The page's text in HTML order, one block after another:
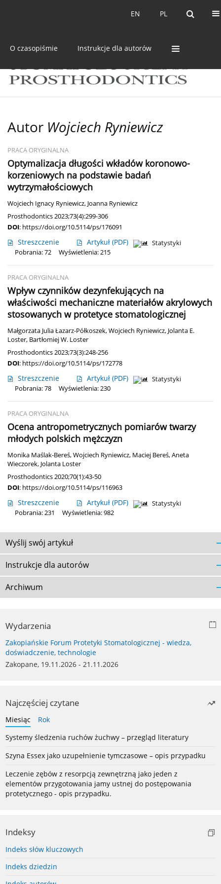
PL
EN PL
EN
O czasopiśmie Instrukcje dla autorów
Autor Wojciech Ryniewicz
PRACA ORYGINALNA
Optymalizacja długości wkładów koronowo-
korzeniowych na podstawie badań
wytrzymałościowych
Wojciech Ignacy Ryniewicz, Joanna Ryniewicz
Prosthodontics 2023;73(4):299-306
DOI: https://doi.org/10.5114/ps/176091
Streszczenie Artykuł (PDF)
Statystyki
Pobrania: 72
Wyświetlenia: 215
PRACA ORYGINALNA
Wpływ czynników dezynfekujących na
właściwości mechaniczne materiałów akrylowych
stosowanych w protetyce stomatologicznej
Małgorzata Julia Łazarz-Półkoszek,Wojciech Ryniewicz, Jolanta E.
Loster, Bartłomiej W. Loster
Prosthodontics 2023;73(3):248-256
DOI: https://doi.org/10.5114/ps/172778
Streszczenie Artykuł (PDF)
Statystyki
Pobrania: 78
Wyświetlenia: 230
PRACA ORYGINALNA
Ocena antropometrycznych pomiarów twarzy
młodych polskich mężczyzn
Monika Maślak-Bereś,Wojciech Ryniewicz, Maciej Bereś,Aneta
Wieczorek, Jolanta Loster
Prosthodontics 2020;70(1):43-50
DOI: https://doi.org/10.5114/ps/116963
Streszczenie Artykuł (PDF)
Statystyki
Pobrania: 231
Wyświetlenia: 982
Wyślij swój artykuł
Instrukcje dla autorów
Archiwum
Wydarzenia
Zakopiańskie Forum Protetyki Stomatologicznej - wiedza,
doświadczenie, technologie
Zakopane, 19.11.2026 - 21.11.2026
Najczęściej czytane
Miesiąc
Rok
Systemy śledzenia ruchów żuchwy – przegląd literatury
Szyna Essex jako uzupełnienie tymczasowe – opis przypadku
Leczenie zębów z resorpcją zewnętrzną jako jeden z
elementów przygotowania jamy ustnej do postępowania
protetycznego - opis przypadku.
Indeksy
Indeks słów kluczowych
Indeks dziedzin